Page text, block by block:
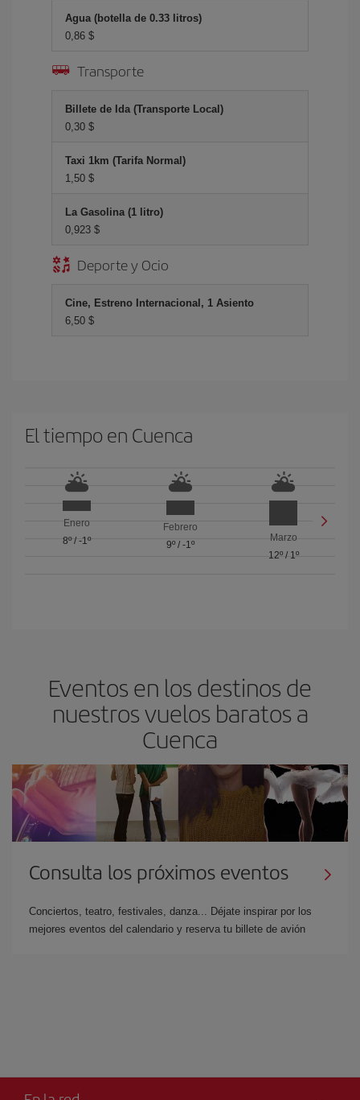
Agua (botella de 0.33 litros)
0,86 $
Transporte
Billete de Ida (Transporte Local)
0,30 $
Taxi 1km (Tarifa Normal)
1,50 $
La Gasolina (1 litro)
0,923 $
Deporte y Ocio
Cine, Estreno Internacional, 1 Asiento
6,50 $
El tiempo en Cuenca
Enero
8º/ -1º
Febrero
9º/ -1º
Marzo
12º/ 1º
Eventos en los destinos de
nuestros vuelos baratos a
Cuenca
Consulta los próximos eventos
Conciertos, teatro, festivales, danza... Déjate inspirar por los
mejores eventos del calendario y reserva tu billete de avión